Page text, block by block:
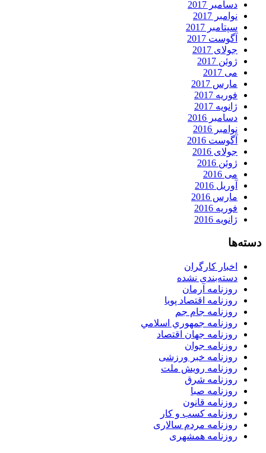
دسامبر 2017
نوامبر 2017
سپتامبر 2017
آگوست 2017
جولای 2017
ژوئن 2017
می 2017
مارس 2017
فوریه 2017
ژانویه 2017
دسامبر 2016
نوامبر 2016
آگوست 2016
جولای 2016
ژوئن 2016
می 2016
آوریل 2016
مارس 2016
فوریه 2016
ژانویه 2016
دسته‌ها
اخبار کارگران
دسته‌بندی نشده
روزنامه آرمان
روزنامه اقتصاد پویا
روزنامه جام جم
روزنامه جمهوري اسلامي
روزنامه جهان اقتصاد
روزنامه جوان
روزنامه خبر ورزشى
روزنامه رویش ملت
روزنامه شرق
روزنامه صبا
روزنامه قانون
روزنامه كسب و كار
روزنامه مردم سالاری
روزنامه همشهری